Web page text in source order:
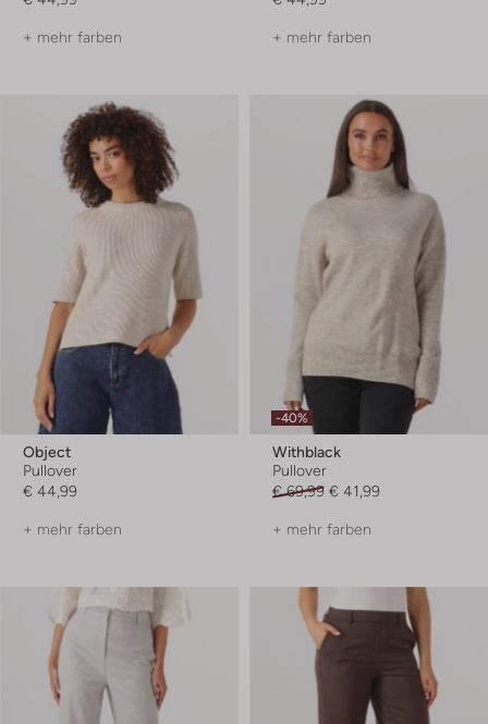
+ mehr farben + mehr farben
Object
Pullover
€ 44,99
+ mehr farben
-40%
Withblack
Pullover
€ 69,99 € 41,99
+ mehr farben